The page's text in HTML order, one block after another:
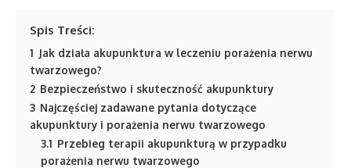
Spis Treści:
1 Jak działa akupunktura w leczeniu porażenia nerwu
twarzowego?
2 Bezpieczeństwo i skuteczność akupunktury
3 Najczęściej zadawane pytania dotyczące
akupunktury i porażenia nerwu twarzowego
3.1 Przebieg terapii akupunkturą w przypadku
porażenia nerwu twarzowego